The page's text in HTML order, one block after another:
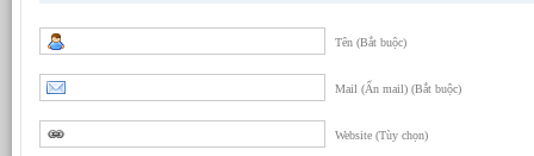
Tên (Bắt buộc)
Mail (Ẩn mail) (Bắt buộc)
Website (Tùy chọn)